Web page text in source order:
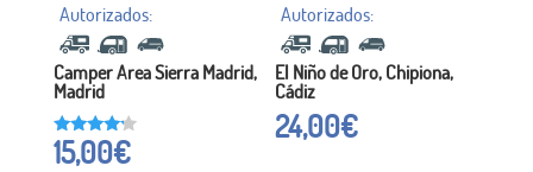
Camper Area Sierra Madrid,
Madrid
Noté à
16h00
15,00€
El Niño de Oro, Chipiona,
Cádiz
24,00€